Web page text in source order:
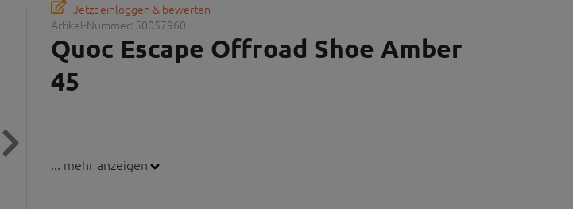
Jetzt einloggen & bewerten
Artikel-Nummer: 50057960
Quoc Escape Offroad Shoe Amber
45
... mehr anzeigen